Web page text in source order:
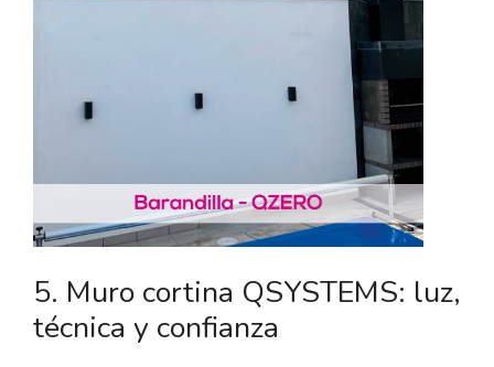
5️. Muro cortina QSYSTEMS: luz,
técnica y confianza